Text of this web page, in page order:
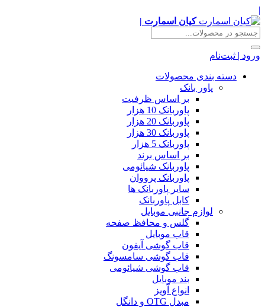
|
کیان اسمارت |
ورود | ثبت‌نام
دسته بندی محصولات
پاور بانک
بر اساس ظرفیت
پاوربانک 10 هزار
پاوربانک 20 هزار
پاوربانک 30 هزار
پاوربانک 5 هزار
بر اساس برند
پاوربانک شیائومی
پاوربانک پرووان
سایر پاوربانک ها
کابل پاوربانک
لوازم جانبی موبایل
گلس و محافظ صفحه
قاب موبایل
قاب گوشی آیفون
قاب گوشی سامسونگ
قاب گوشی شیائومی
بند موبایل
انواع آویز
مبدل OTG و دانگل